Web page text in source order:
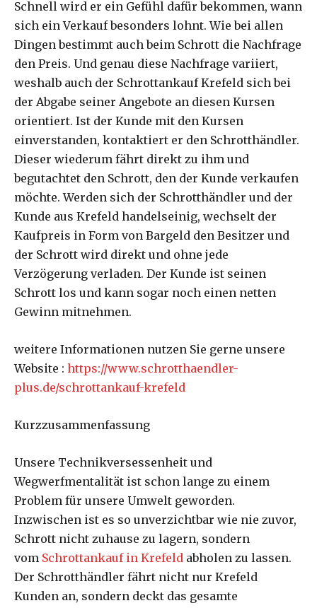
Schnell wird er ein Gefühl dafür bekommen, wann
sich ein Verkauf besonders lohnt. Wie bei allen
Dingen bestimmt auch beim Schrott die Nachfrage
den Preis. Und genau diese Nachfrage variiert,
weshalb auch der Schrottankauf Krefeld sich bei
der Abgabe seiner Angebote an diesen Kursen
orientiert. Ist der Kunde mit den Kursen
einverstanden, kontaktiert er den Schrotthändler.
Dieser wiederum fährt direkt zu ihm und
begutachtet den Schrott, den der Kunde verkaufen
möchte. Werden sich der Schrotthändler und der
Kunde aus Krefeld handelseinig, wechselt der
Kaufpreis in Form von Bargeld den Besitzer und
der Schrott wird direkt und ohne jede
Verzögerung verladen. Der Kunde ist seinen
Schrott los und kann sogar noch einen netten
Gewinn mitnehmen.
weitere Informationen nutzen Sie gerne unsere
Website : https://www.schrotthaendler-
plus.de/schrottankauf-krefeld
Kurzzusammenfassung
Unsere Technikversessenheit und
Wegwerfmentalität ist schon lange zu einem
Problem für unsere Umwelt geworden.
Inzwischen ist es so unverzichtbar wie nie zuvor,
Schrott nicht zuhause zu lagern, sondern
vom Schrottankauf in Krefeld abholen zu lassen.
Der Schrotthändler fährt nicht nur Krefeld
Kunden an, sondern deckt das gesamte